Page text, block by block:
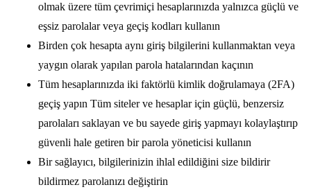
olmak üzere tüm çevrimiçi hesaplarınızda yalnızca güçlü ve
eşsiz parolalar veya geçiş kodları kullanın
Birden çok hesapta aynı giriş bilgilerini kullanmaktan veya
yaygın olarak yapılan parola hatalarından kaçının
Tüm hesaplarınızda iki faktörlü kimlik doğrulamaya (2FA)
geçiş yapın Tüm siteler ve hesaplar için güçlü, benzersiz
parolaları saklayan ve bu sayede giriş yapmayı kolaylaştırıp
güvenli hale getiren bir parola yöneticisi kullanın
Bir sağlayıcı, bilgilerinizin ihlal edildiğini size bildirir
bildirmez parolanızı değiştirin